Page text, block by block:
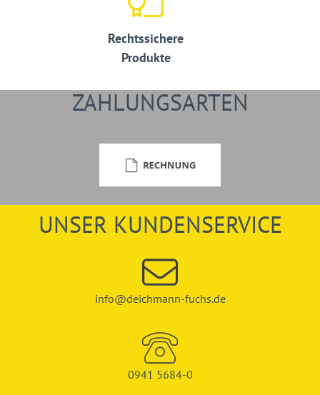
Rechtssichere
Produkte
ZAHLUNGSARTEN
UNSER KUNDENSERVICE
info@deichmann-fuchs.de
0941 5684-0